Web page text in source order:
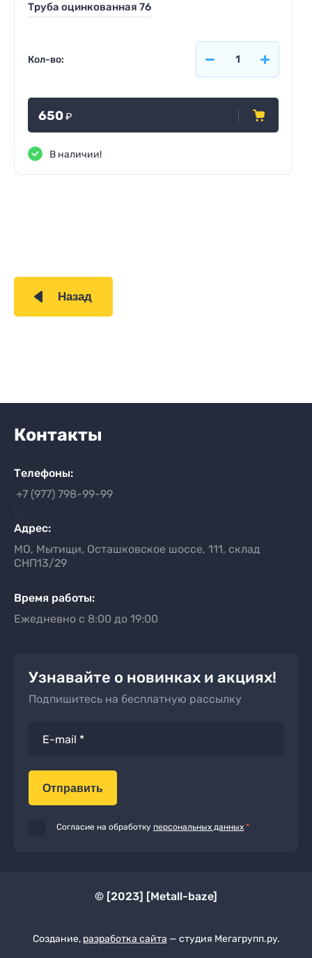
Труба оцинкованная 76
Кол-во:
650₽
В наличии!
Назад
Контакты
Телефоны:
+7 (977) 798-99-99
Адрес:
МО, Мытищи, Осташковское шоссе, 111, склад
СНП13/29
Время работы:
Ежедневно с 8:00 до 19:00
Узнавайте о новинках и акциях!
Подпишитесь на бесплатную рассылку
Согласие на обработку персональных данных *
Отправить
© [2023] [Metall-baze]
Создание, разработка сайта — студия Мегагрупп.ру.